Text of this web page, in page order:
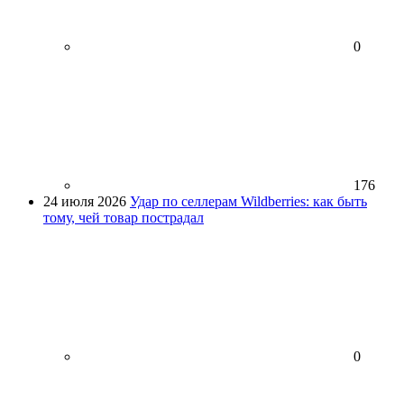
0
176
24 июля 2026 Удар по селлерам Wildberries: как быть
тому, чей товар пострадал
0